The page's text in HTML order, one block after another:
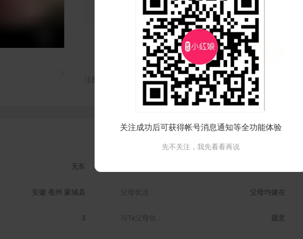
 打招呼  红娘牵线
VIP会员可见最后登录时间：VIP会员可见
无车
安徽 亳州 蒙城县 父母状况： 父母均健在
3 与Ta父母住： 愿意
关注成功后可获得帐号消息通知等全功能体验
先不关注，我先看看再说